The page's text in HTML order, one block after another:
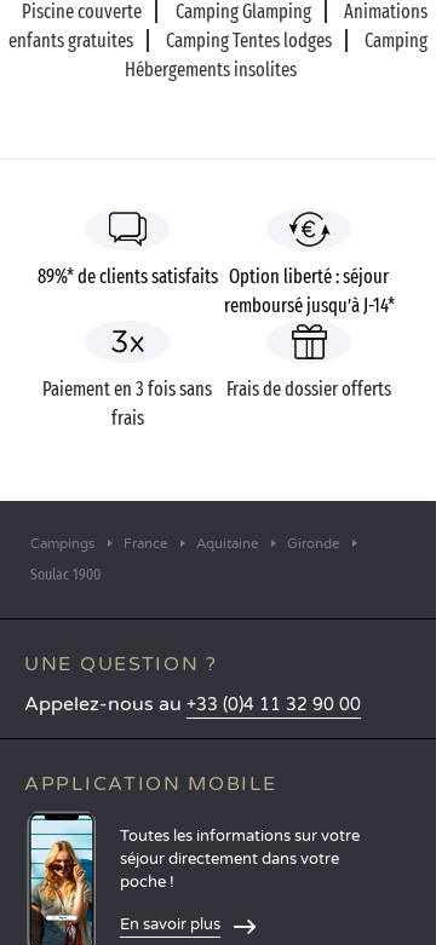
Piscine couverte Camping Glamping
Animations
enfants gratuites
Camping Tentes lodges
Camping
Hébergements insolites
89%* de clients satisfaits Option liberté : séjour
remboursé jusqu’à J-14*
Paiement en 3 fois sans
frais
Frais de dossier offerts
Campings France Aquitaine Gironde
Soulac 1900
UNE QUESTION ?
Appelez-nous au +33 (0)4 11 32 90 00
APPLICATION MOBILE
Toutes les informations sur votre
séjour directement dans votre
poche !
En savoir plus